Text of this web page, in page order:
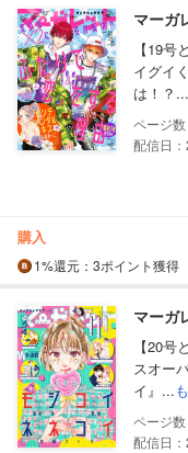
マーガ
【19
イグイ
は！？...
配信日
購入
1%還元 ：3ポイント獲得
マーガ
【20
スオー
イ』...
配信日